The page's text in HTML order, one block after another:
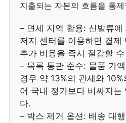
지출되는 자본의 흐름을 통
– 면세 지역 활용: 신발류
저지 센터를 이용하면 결제
추가 비용을 즉시 절감할
– 목록 통관 준수: 물품 가
경우 약 13%의 관세와
어 국내 정가보다 비싸지는
다.
– 박스 제거 옵션: 배송 대